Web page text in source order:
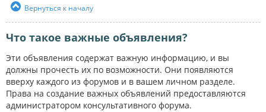
Вернуться к началу
Что такое важные объявления?
Эти объявления содержат важную информацию, и вы
должны прочесть их по возможности. Они появляются
вверху каждого из форумов и в вашем личном разделе.
Права на создание важных объявлений предоставляются
администратором консультативного форума.